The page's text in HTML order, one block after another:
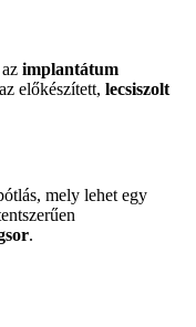
implantátum
előkészített, lecsiszolt
mely lehet egy
.